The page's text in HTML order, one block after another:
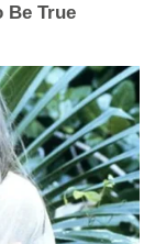
Be True